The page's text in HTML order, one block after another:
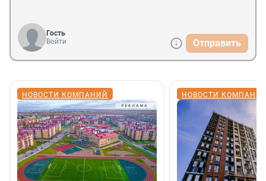
Гость
Войти
Отправить
НОВОСТИ КОМПАНИЙ НОВОСТИ